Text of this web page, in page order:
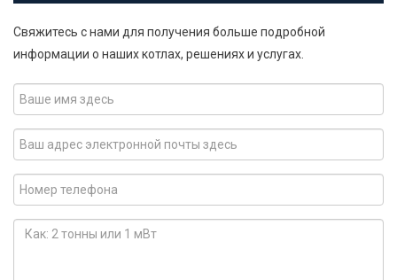
Свяжитесь с нами для получения больше подробной
информации о наших котлах, решениях и услугах.